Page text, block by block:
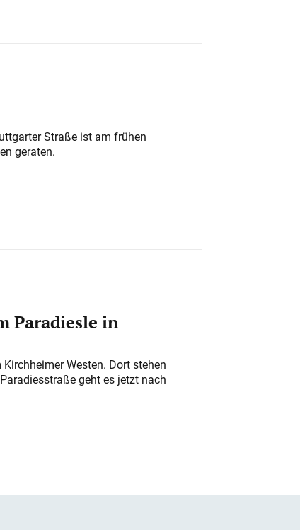
Straße ist am frühen
geraten.
Paradiesle in
Westen. Dort stehen
geht es jetzt nach